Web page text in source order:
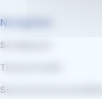
Navigation
Se déplacer
Titres & Tarifs
Services & Accessibilité